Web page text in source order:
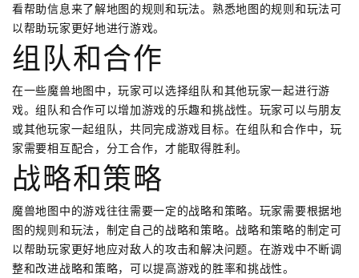
看帮助信息来了解地图的规则和玩法。熟悉地图的规则和玩法可
以帮助玩家更好地进行游戏。
组队和合作
在一些魔兽地图中，玩家可以选择组队和其他玩家一起进行游
戏。组队和合作可以增加游戏的乐趣和挑战性。玩家可以与朋友
或其他玩家一起组队，共同完成游戏目标。在组队和合作中，玩
家需要相互配合，分工合作，才能取得胜利。
战略和策略
魔兽地图中的游戏往往需要一定的战略和策略。玩家需要根据地
图的规则和玩法，制定自己的战略和策略。战略和策略的制定可
以帮助玩家更好地应对敌人的攻击和解决问题。在游戏中不断调
整和改进战略和策略，可以提高游戏的胜率和挑战性。